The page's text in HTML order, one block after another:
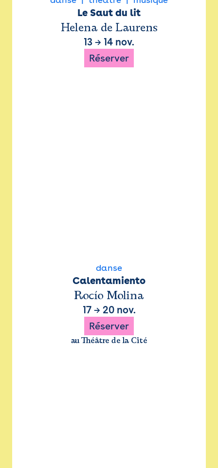
Le Saut du lit
Helena de Laurens
13 → 14 nov.
Réserver
danse
Calentamiento
Rocío Molina
17→ 20 nov.
Réserver
au Théâtre de la Cité